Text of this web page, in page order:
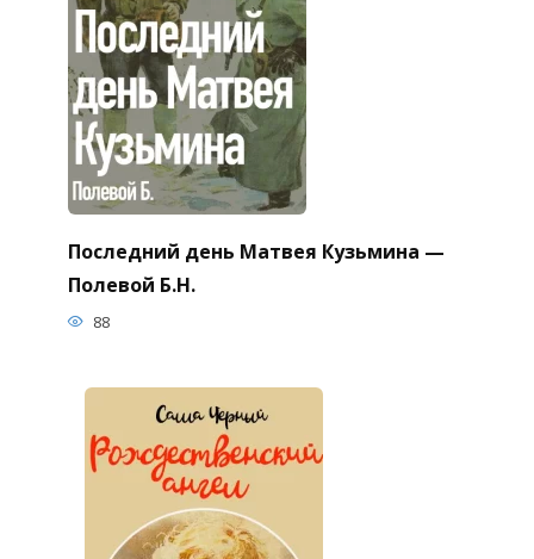
Последний день Матвея Кузьмина —
Полевой Б.Н.
88